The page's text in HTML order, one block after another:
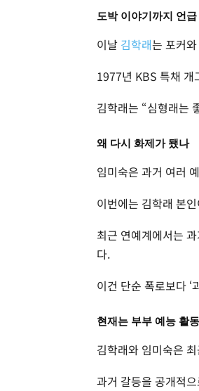
도박 이야기까지 언급
이날 김학래는 포커
1977년 KBS 특채 개
김학래는 “심형래는
왜 다시 화제가 됐나
임미숙은 과거 여러
이번에는 김학래 본
최근 연예계에서는
다.
이건 단순 폭로보다 ‘
현재는 부부 예능 활
김학래와 임미숙은
과거 갈등을 공개적